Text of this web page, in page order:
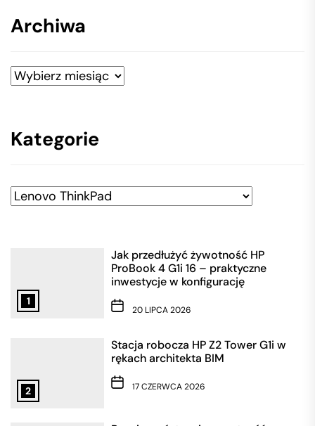
Archiwa
Archiwa
Kategorie
Kategorie
1
Jak przedłużyć żywotność HP
ProBook 4 G1i 16 – praktyczne
inwestycje w konfigurację
20 LIPCA 2026
2
Stacja robocza HP Z2 Tower G1i w
rękach architekta BIM
17 CZERWCA 2026